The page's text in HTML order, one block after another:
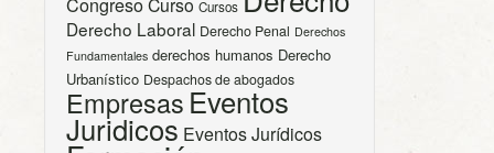
Cursos
Derecho Laboral Derecho Penal Derechos
Fundamentales derechos humanos Derecho
Urbanístico Despachos de abogados
Empresas Eventos
Juridicos Eventos Jurídicos